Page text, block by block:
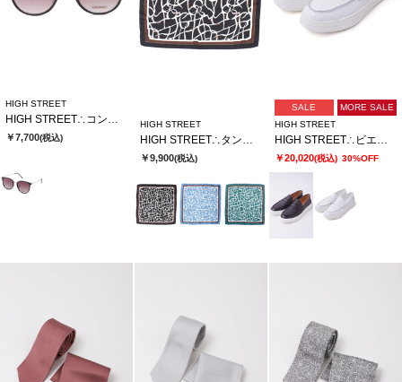
HIGH STREET
HIGH STREET∴コンビボストンガタサングラス
￥7,700(税込)
HIGH STREET
HIGH STREET∴タングルラインガラリングツキアスコットタイ
￥9,900(税込)
SALE
MORE SALE
HIGH STREET
HIGH STREET∴ビエ・ド・プールカタオシドレススニーカー
￥20,020(税込) 30%OFF